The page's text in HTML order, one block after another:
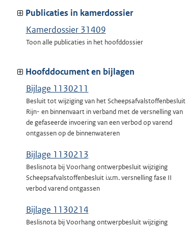
van:
Publicaties in kamerdossier
Kamerdossier 31409
Toon alle publicaties in het hoofddossier
Hoofddocument en bijlagen
Bijlage 1130211
Besluit tot wijziging van het Scheepsafvalstoffenbesluit
Rijn- en binnenvaart in verband met de versnelling van
de gefaseerde invoering van een verbod op varend
ontgassen op de binnenwateren
Bijlage 1130213
Beslisnota bij Voorhang ontwerpbesluit wijziging
Scheepsafvalstoffenbesluit i.v.m. versnelling fase II
verbod varend ontgassen
Bijlage 1130214
Beslisnota bij Voorhang ontwerpbesluit wijziging